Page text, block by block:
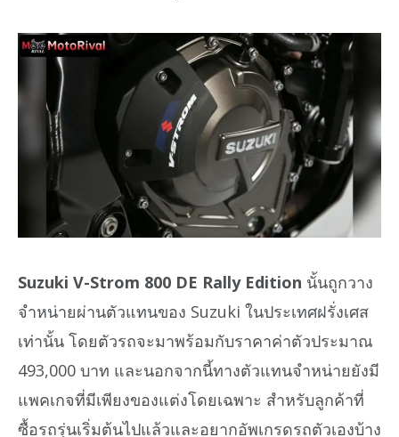
Suzuki V-Strom 800 DE Rally Edition นั้นถูกวาง
จำหน่ายผ่านตัวแทนของ Suzuki ในประเทศฝรั่งเศส
เท่านั้น โดยตัวรถจะมาพร้อมกับราคาค่าตัวประมาณ
493,000 บาท และนอกจากนี้ทางตัวแทนจำหน่ายยังมี
แพคเกจที่มีเพียงของแต่งโดยเฉพาะ สำหรับลูกค้าที่
ซื้อรถรุ่นเริ่มต้นไปแล้วและอยากอัพเกรดรถตัวเองบ้าง